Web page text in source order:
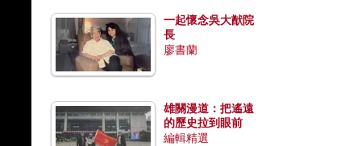
一起懷念吳大猷院
長
廖書蘭
雄關漫道：把遙遠
的歷史拉到眼前
編輯精選